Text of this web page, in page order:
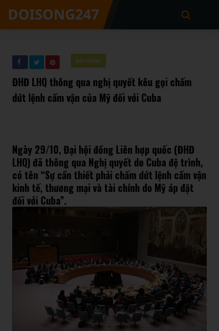
ĐỜI SỐNG
ĐHĐ LHQ thông qua nghị quyết kêu gọi chấm
dứt lệnh cấm vận của Mỹ đối với Cuba
Ngày 29/10, Đại hội đồng Liên hợp quốc (ĐHĐ
LHQ) đã thông qua Nghị quyết do Cuba đệ trình,
có tên “Sự cần thiết phải chấm dứt lệnh cấm vận
kinh tế, thương mại và tài chính do Mỹ áp đặt
đối với Cuba”.